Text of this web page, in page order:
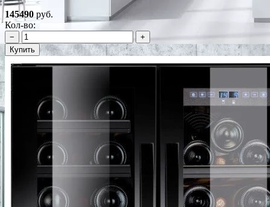
145490 руб.
Кол-во:
−
+
Купить